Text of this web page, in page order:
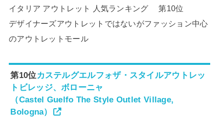
イタリア アウトレット 人気ランキング 第10位
デザイナーズアウトレットではないがファッション中心
のアウトレットモール
第10位カステルグエルフォザ・スタイルアウトレッ
トビレッジ、ボローニャ
（Castel Guelfo The Style Outlet Village,
Bologna）